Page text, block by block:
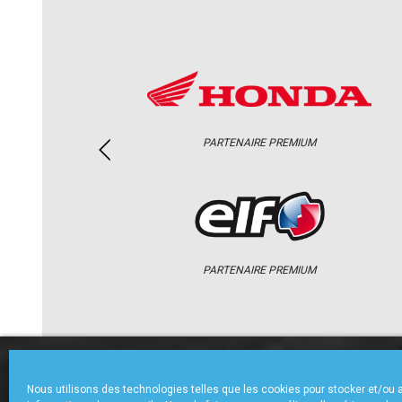
Nous utilisons des technologies telles que les cookies pour stocker et/ou
PARTENAIRE PREMIUM
PARTENAIRE PREMIUM
ACCUEIL CHAMPIONNAT